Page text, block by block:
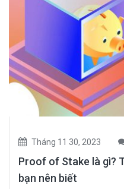
Tháng 11 30, 2023
Proof of Stake là gì?
bạn nên biết